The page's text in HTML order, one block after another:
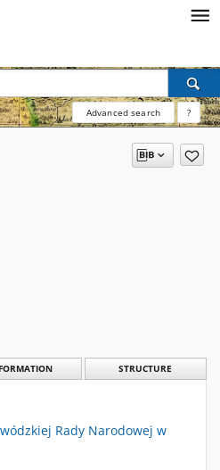
Advanced search ?
STRUCTURE
Rady Narodowej w